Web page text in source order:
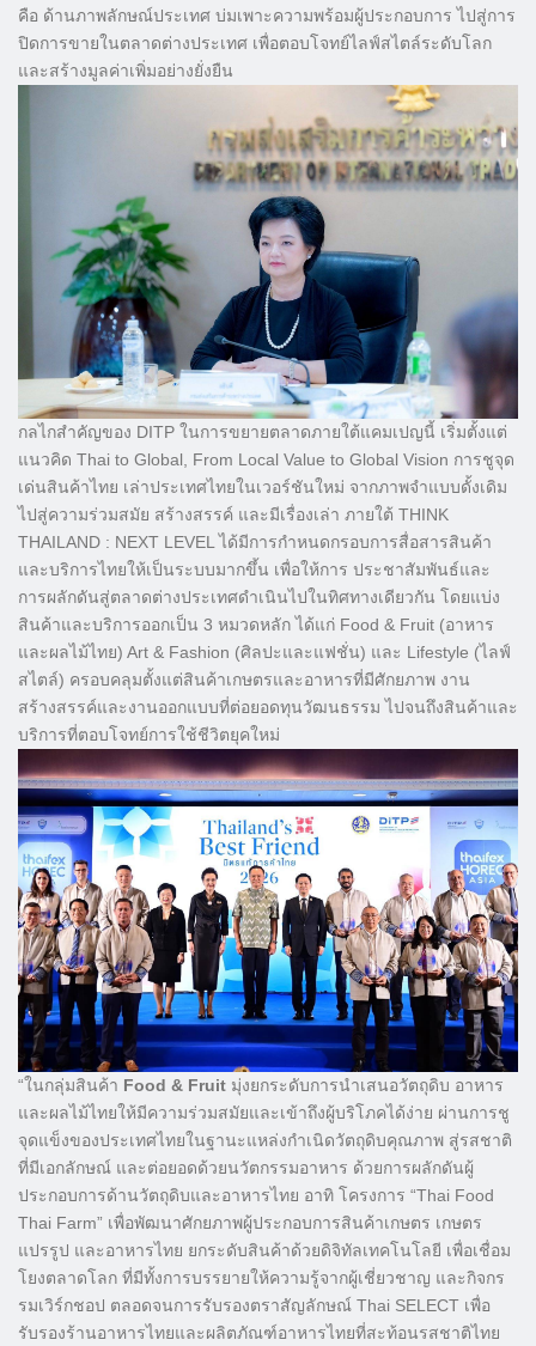
คือ ด้านภาพลักษณ์ประเทศ บ่มเพาะความพร้อมผู้ประกอบการ ไปสู่การ
ปิดการขายในตลาดต่างประเทศ เพื่อตอบโจทย์ไลฟ์สไตล์ระดับโลก
และสร้างมูลค่าเพิ่มอย่างยั่งยืน
กลไกสำคัญของ DITP ในการขยายตลาดภายใต้แคมเปญนี้ เริ่มตั้งแต่
แนวคิด Thai to Global, From Local Value to Global Vision การชูจุด
เด่นสินค้าไทย เล่าประเทศไทยในเวอร์ชันใหม่ จากภาพจำแบบดั้งเดิม
ไปสู่ความร่วมสมัย สร้างสรรค์ และมีเรื่องเล่า ภายใต้ THINK
THAILAND : NEXT LEVEL ได้มีการกำหนดกรอบการสื่อสารสินค้า
และบริการไทยให้เป็นระบบมากขึ้น เพื่อให้การ ประชาสัมพันธ์และ
การผลักดันสู่ตลาดต่างประเทศดำเนินไปในทิศทางเดียวกัน โดยแบ่ง
สินค้าและบริการออกเป็น 3 หมวดหลัก ได้แก่ Food & Fruit (อาหาร
และผลไม้ไทย) Art & Fashion (ศิลปะและแฟชั่น) และ Lifestyle (ไลฟ์
สไตล์) ครอบคลุมตั้งแต่สินค้าเกษตรและอาหารที่มีศักยภาพ งาน
สร้างสรรค์และงานออกแบบที่ต่อยอดทุนวัฒนธรรม ไปจนถึงสินค้าและ
บริการที่ตอบโจทย์การใช้ชีวิตยุคใหม่
“ในกลุ่มสินค้า Food & Fruit มุ่งยกระดับการนำเสนอวัตถุดิบ อาหาร
และผลไม้ไทยให้มีความร่วมสมัยและเข้าถึงผู้บริโภคได้ง่าย ผ่านการชู
จุดแข็งของประเทศไทยในฐานะแหล่งกำเนิดวัตถุดิบคุณภาพ สู่รสชาติ
ที่มีเอกลักษณ์ และต่อยอดด้วยนวัตกรรมอาหาร ด้วยการผลักดันผู้
ประกอบการด้านวัตถุดิบและอาหารไทย อาทิ โครงการ “Thai Food
Thai Farm” เพื่อพัฒนาศักยภาพผู้ประกอบการสินค้าเกษตร เกษตร
แปรรูป และอาหารไทย ยกระดับสินค้าด้วยดิจิทัลเทคโนโลยี เพื่อเชื่อม
โยงตลาดโลก ที่มีทั้งการบรรยายให้ความรู้จากผู้เชี่ยวชาญ และกิจกร
รมเวิร์กชอป ตลอดจนการรับรองตราสัญลักษณ์ Thai SELECT เพื่อ
รับรองร้านอาหารไทยและผลิตภัณฑ์อาหารไทยที่สะท้อนรสชาติไทย